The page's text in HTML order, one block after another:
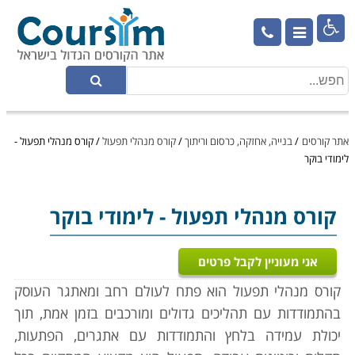

אתר קורסים /בנייה, אחזקה, כרסום וריתוך/קורס מנהלי תפעול/קורס מנהלי תפעול -
לימודי בוקר
קורס מנהלי תפעול- לימודי בוקר
אני מעוניין לקבל פרטים
קורס מנהלי תפעול הוא פתח לעולם רחב ומאתגר העוסק
בהתמודדות עם תהליכים גדולים ומורכבים בזמן אמת, תוך
יכולת עמידה בלחץ והתמודדות עם אתגרים, הפתעות,